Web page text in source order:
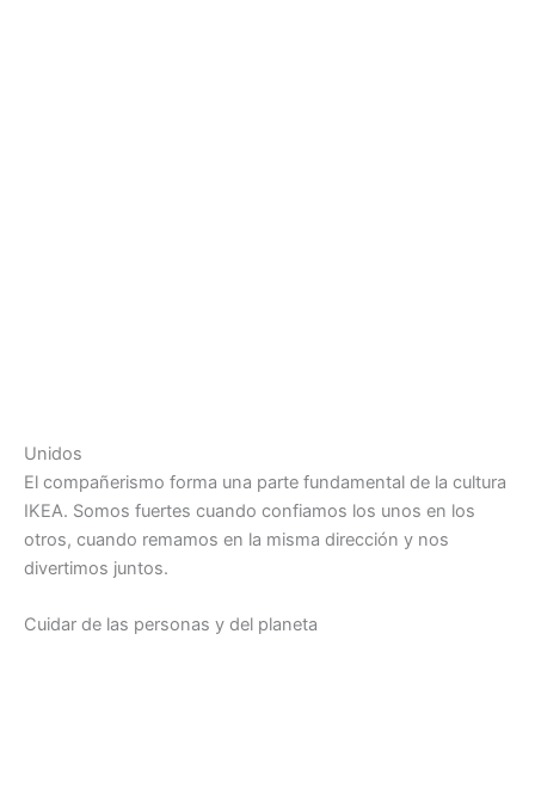
Unidos
El compañerismo forma una parte fundamental de la cultura
IKEA. Somos fuertes cuando confiamos los unos en los
otros, cuando remamos en la misma dirección y nos
divertimos juntos.
Cuidar de las personas y del planeta